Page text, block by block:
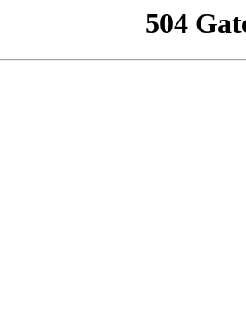
504